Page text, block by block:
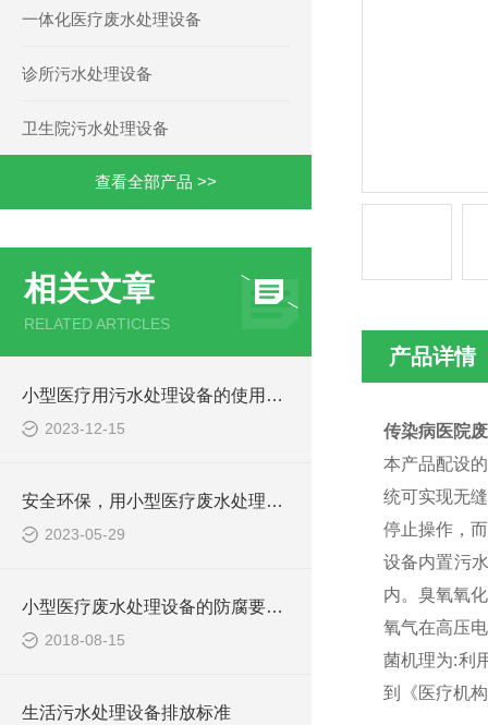
一体化医疗废水处理设备
诊所污水处理设备
卫生院污水处理设备
查看全部产品 >>
相关文章
RELATED ARTICLES
小型医疗用污水处理设备的使用注意事项
2023-12-15
安全环保，用小型医疗废水处理设备
2023-05-29
小型医疗废水处理设备的防腐要求你做到了吗
2018-08-15
生活污水处理设备排放标准
产品详情
传染病医院
本产品配设
统可实现无
停止操作，
设备内置污
内。臭氧氧
氧气在高压
菌机理为:利
到《医疗机